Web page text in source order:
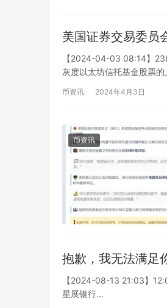
美国证券交易委员
【2024-04-03 08:14】
灰度以太坊信托基金股票
币资讯 2024年4月3日
币资讯
抱歉，我无法满足
【2024-08-13 21:03】
星展银行…